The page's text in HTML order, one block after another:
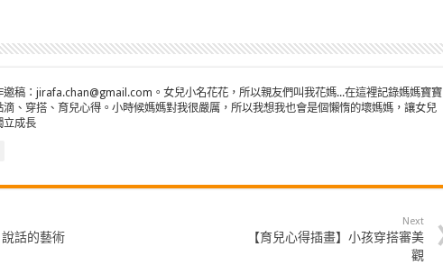
邀稿：jirafa.chan@gmail.com。女兒小名花花，所以親友們叫我花媽...在這裡記錄媽媽寶寶
滴、穿搭、育兒心得。小時候媽媽對我很嚴厲，所以我想我也會是個懶惰的壞媽媽，讓女兒
立成長
說話的藝術
Next
【育兒心得插畫】小孩穿搭審美
觀